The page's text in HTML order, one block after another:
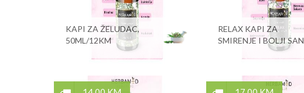
KAPI ZA ŽELUDAC,
50ML/12KM
RELAX KAPI ZA
SMIRENJE I BOLJI SAN